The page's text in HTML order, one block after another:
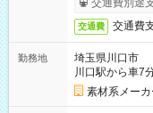
交通費別途
交通費 交通費
勤務地
埼玉県川口市
川口駅から車7
素材系メーカ